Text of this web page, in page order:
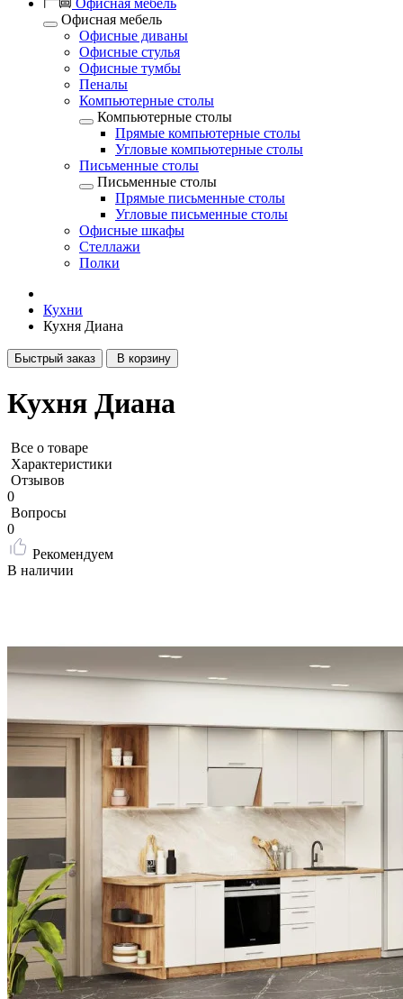
Офисная мебель
Офисная мебель
Офисные диваны
Офисные стулья
Офисные тумбы
Пеналы
Компьютерные столы
Компьютерные столы
Прямые компьютерные столы
Угловые компьютерные столы
Письменные столы
Письменные столы
Прямые письменные столы
Угловые письменные столы
Офисные шкафы
Стеллажи
Полки
Кухни
Кухня Диана
Быстрый заказ В корзину
Кухня Диана
Все о товаре
Характеристики
Отзывов
0
Вопросы
0
Рекомендуем
В наличии